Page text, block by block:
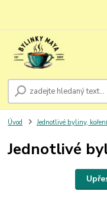
Úvod Jednotlivé byliny, koření
Jednotlivé